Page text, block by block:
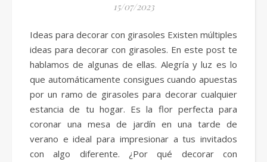
15/07/2023
Ideas para decorar con girasoles Existen múltiples
ideas para decorar con girasoles. En este post te
hablamos de algunas de ellas. Alegría y luz es lo
que automáticamente consigues cuando apuestas
por un ramo de girasoles para decorar cualquier
estancia de tu hogar. Es la flor perfecta para
coronar una mesa de jardín en una tarde de
verano e ideal para impresionar a tus invitados
con algo diferente. ¿Por qué decorar con